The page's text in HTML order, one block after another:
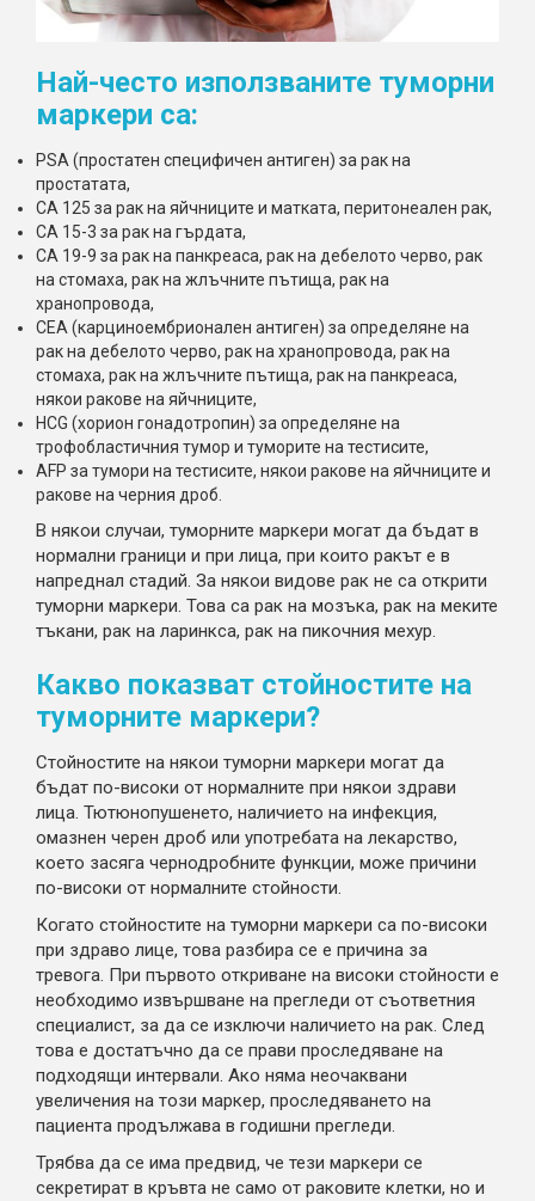
Най-често използваните туморни
маркери са:
PSA (простатен специфичен антиген) за рак на
простатата,
CA 125 за рак на яйчниците и матката, перитонеален рак,
CA 15-3 за рак на гърдата,
CA 19-9 за рак на панкреаса, рак на дебелото черво, рак
на стомаха, рак на жлъчните пътища, рак на
хранопровода,
CEA (карциноембрионален антиген) за определяне на
рак на дебелото черво, рак на хранопровода, рак на
стомаха, рак на жлъчните пътища, рак на панкреаса,
някои ракове на яйчниците,
HCG (хорион гонадотропин) за определяне на
трофобластичния тумор и туморите на тестисите,
AFP за тумори на тестисите, някои ракове на яйчниците и
ракове на черния дроб.
В някои случаи, туморните маркери могат да бъдат в
нормални граници и при лица, при които ракът е в
напреднал стадий. За някои видове рак не са открити
туморни маркери. Това са рак на мозъка, рак на меките
тъкани, рак на ларинкса, рак на пикочния мехур.
Какво показват стойностите на
туморните маркери?
Стойностите на някои туморни маркери могат да
бъдат по-високи от нормалните при някои здрави
лица. Тютюнопушенето, наличието на инфекция,
омазнен черен дроб или употребата на лекарство,
което засяга чернодробните функции, може причини
по-високи от нормалните стойности.
Когато стойностите на туморни маркери са по-високи
при здраво лице, това разбира се е причина за
тревога. При първото откриване на високи стойности е
необходимо извършване на прегледи от съответния
специалист, за да се изключи наличието на рак. След
това е достатъчно да се прави проследяване на
подходящи интервали. Ако няма неочаквани
увеличения на този маркер, проследяването на
пациента продължава в годишни прегледи.
Трябва да се има предвид, че тези маркери се
секретират в кръвта не само от раковите клетки, но и